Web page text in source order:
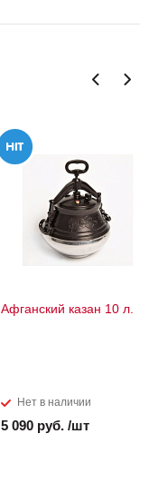
Афганский казан 10 л.
Нет в наличии
5 090 руб. /шт